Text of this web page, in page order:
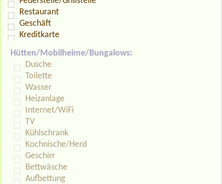
Restaurant
Geschäft
Kreditkarte
Hütten/Mobilheime/Bungalows:
Dusche
Toilette
Wasser
Heizanlage
Internet/WiFi
TV
Kühlschrank
Kochnische/Herd
Geschirr
Bettwäsche
Aufbettung